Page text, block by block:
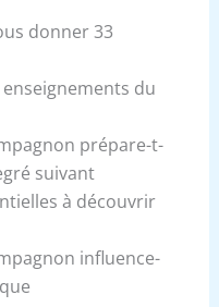
donner 33
du
prépare-t-
suivant
à découvrir
influence-